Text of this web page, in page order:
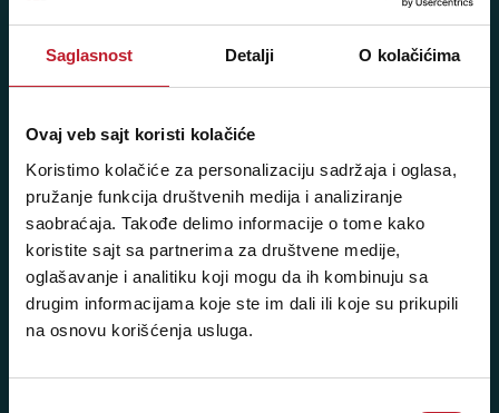
Saglasnost Detalji O kolačićima
Ovaj veb sajt koristi kolačiće
Koristimo kolačiće za personalizaciju sadržaja i oglasa,
pružanje funkcija društvenih medija i analiziranje
saobraćaja. Takođe delimo informacije o tome kako
koristite sajt sa partnerima za društvene medije,
oglašavanje i analitiku koji mogu da ih kombinuju sa
drugim informacijama koje ste im dali ili koje su prikupili
na osnovu korišćenja usluga.
Posetite nas: Svetogorska 9,
11103 Beograd, Srbija
Pišite nam: info@player.rs
Pozovite nas: +381 11 33-47-615
060/6470116
NAŠE PRODAVNICE
Beograd - Svetogorska 9